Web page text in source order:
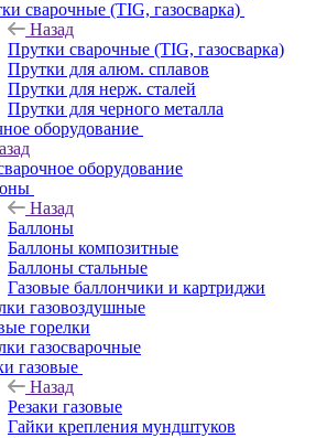
сварочные (TIG, газосварка)
Назад
Прутки сварочные (TIG, газосварка)
Прутки для алюм. сплавов
Прутки для нерж. сталей
Прутки для черного металла
оборудование
оборудование
Назад
Баллоны
Баллоны композитные
Баллоны стальные
Газовые баллончики и картриджи
газовоздушные
горелки
газосварочные
газовые
Назад
Резаки газовые
Гайки крепления мундштуков